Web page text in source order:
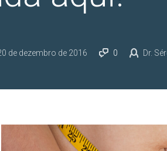
de dezembro de 2016 0 Dr.